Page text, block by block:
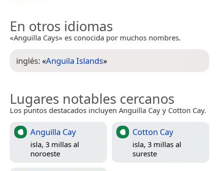
En otros idiomas
«Anguilla Cays» es conocida por muchos nombres.
inglés:«Anguila Islands»
Lugares notables cercanos
Los puntos destacados incluyen Anguilla Cay y Cotton Cay.
Anguilla Cay
isla, 3 millas al
noroeste
Cotton Cay
isla, 3 millas al
sureste